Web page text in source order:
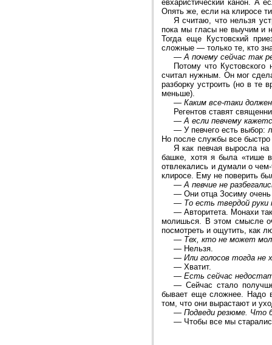
евхаристический канон. А
Опять же, если на клиросе
Я считаю, что нельзя
пока мы гласы не выучим и
Тогда еще Кустовский
сложные — только те, кто
—А почему сейчас так
Потому что
считал нужным. Он мог
разборку устроить (но в те
меньше).
— Каким все-таки
Регентов ставят
—А если певчему
— У певчего есть выбор:
Но после службы все
Я как певчая выросла
башке, хотя я была «тише
отвлекались и думали о
клиросе. Ему не поверить
—А певчие не
— Они отца Зосиму
— То есть твердой
— Авторитета. Монахи
молишься. В этом смысле
посмотреть и ощутить, как
— Тех, кто не может
— Нельзя.
— Или голосов тогда не
— Хватит.
— Есть сейчас
— Сейчас стало
бывает еще сложнее. Надо
том, что они вырастают и
— Подведи резюме. Что
— Чтобы все мы